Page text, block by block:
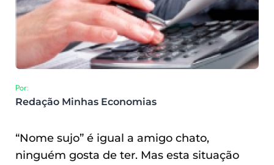
Por:
Redação Minhas Economias
“Nome sujo” é igual a amigo chato,
ninguém gosta de ter. Mas esta situação